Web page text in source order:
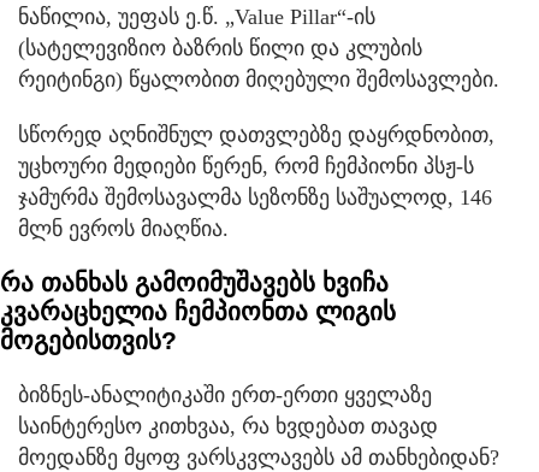
ნაწილია, უეფას ე.წ. „Value Pillar“-ის
(სატელევიზიო ბაზრის წილი და კლუბის
რეიტინგი) წყალობით მიღებული შემოსავლები.
სწორედ აღნიშნულ დათვლებზე დაყრდნობით,
უცხოური მედიები წერენ, რომ ჩემპიონი პსჟ-ს
ჯამურმა შემოსავალმა სეზონზე საშუალოდ, 146
მლნ ევროს მიაღწია.
რა თანხას გამოიმუშავებს ხვიჩა
კვარაცხელია ჩემპიონთა ლიგის
მოგებისთვის?
ბიზნეს-ანალიტიკაში ერთ-ერთი ყველაზე
საინტერესო კითხვაა, რა ხვდებათ თავად
მოედანზე მყოფ ვარსკვლავებს ამ თანხებიდან?